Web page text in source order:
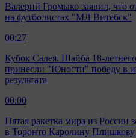
Валерий Громыко заявил, что
на футболистах "МЛ Витебск"
00:27
Кубок Салея. Шайба 18-
принесли "Юности" победу в
результата
00:00
Пятая ракетка мира из России
в Торонто Каролину Плишкову